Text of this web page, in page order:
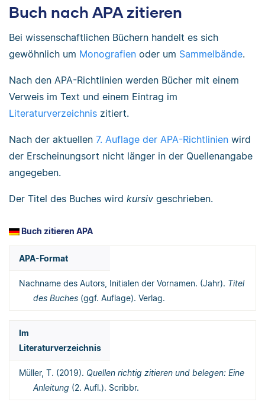
Buch nach APA zitieren
Bei wissenschaftlichen Büchern handelt es sich
gewöhnlich um Monografien oder um Sammelbände.
Nach den APA-Richtlinien werden Bücher mit einem
Verweis im Text und einem Eintrag im
Literaturverzeichnis zitiert.
Nach der aktuellen 7. Auflage der APA-Richtlinien wird
der Erscheinungsort nicht länger in der Quellenangabe
angegeben.
Der Titel des Buches wird kursiv geschrieben.
Buch zitieren APA
APA-Format
Nachname des Autors, Initialen der Vornamen. (Jahr). Titel
des Buches (ggf. Auflage). Verlag.
Im
Literaturverzeichnis
Müller, T. (2019). Quellen richtig zitieren und belegen: Eine
Anleitung (2. Aufl.). Scribbr.